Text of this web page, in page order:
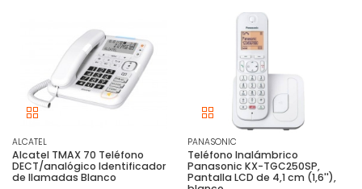
ALCATEL
Alcatel TMAX 70 Teléfono
DECT/analógico Identificador
de llamadas Blanco
PANASONIC
Teléfono Inalámbrico
Panasonic KX-TGC250SP,
Pantalla LCD de 4,1 cm (1,6''),